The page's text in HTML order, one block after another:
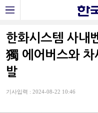
한화시스템 사내
獨 에어버스와 차
발
기사입력 : 2024-08-22 10:46